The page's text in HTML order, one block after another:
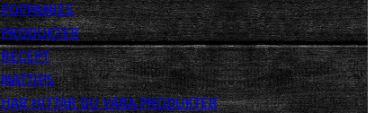
POPPAMIES
PRODUKTER
RECEPT
MATTIPS
HAR HITTAR DU VARA PRODUKTER